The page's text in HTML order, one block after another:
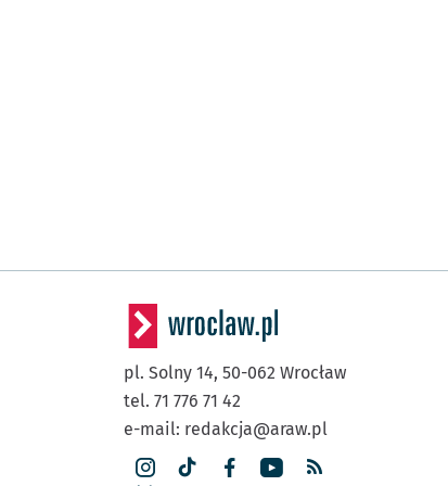
pl. Solny 14, 50-062 Wrocław
tel. 71 776 71 42
e-mail: redakcja@araw.pl